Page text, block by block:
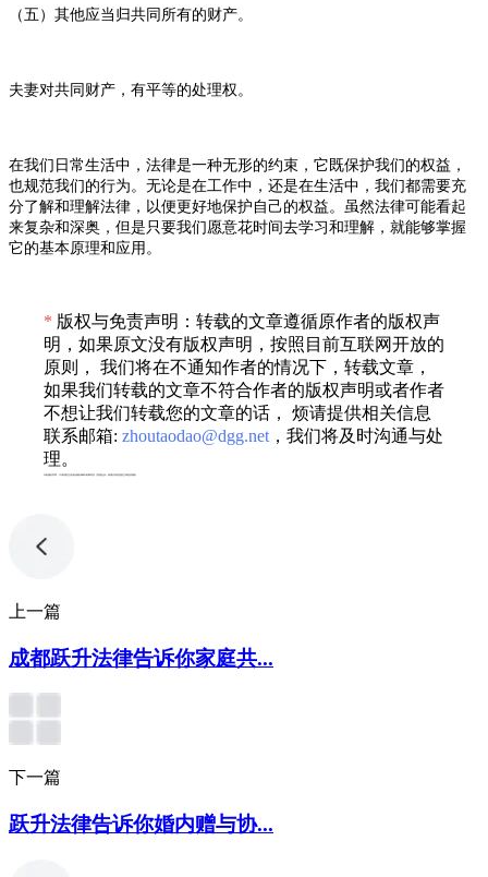
（五）其他应当归共同所有的财产。
夫妻对共同财产，有平等的处理权。
在我们日常生活中，法律是一种无形的约束，它既保护我们的权益，
也规范我们的行为。无论是在工作中，还是在生活中，我们都需要充
分了解和理解法律，以便更好地保护自己的权益。虽然法律可能看起
来复杂和深奥，但是只要我们愿意花时间去学习和理解，就能够掌握
它的基本原理和应用。
* 版权与免责声明：转载的文章遵循原作者的版权声
明，如果原文没有版权声明，按照目前互联网开放的
原则， 我们将在不通知作者的情况下，转载文章，
如果我们转载的文章不符合作者的版权声明或者作者
不想让我们转载您的文章的话， 烦请提供相关信息
联系邮箱: zhoutaodao@dgg.net ，我们将及时沟通与处
理。
上一篇
成都跃升法律告诉你家庭共...
下一篇
跃升法律告诉你婚内赠与协...